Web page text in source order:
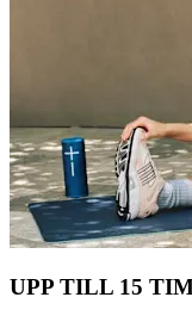
UPP TILL 15